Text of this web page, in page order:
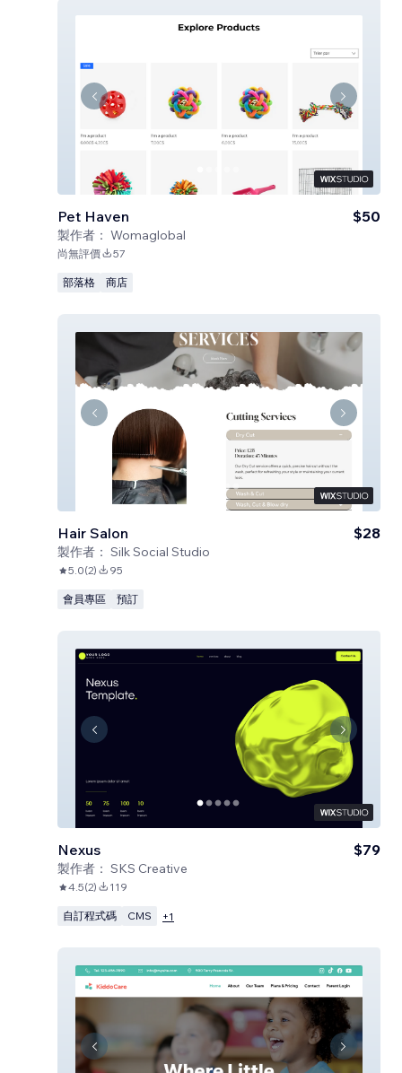
Pet Haven
製作者： Womaglobal
$50
尚無評價 57
部落格 商店
Hair Salon
製作者： Silk Social Studio
$28
5.0(2) 95
會員專區 預訂
Nexus
製作者： SKS Creative
$79
4.5(2) 119
自訂程式碼 CMS +1